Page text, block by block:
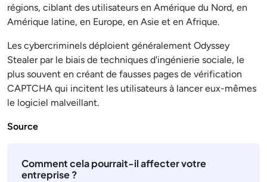
régions, ciblant des utilisateurs en Amérique du Nord, en
Amérique latine, en Europe, en Asie et en Afrique.
Les cybercriminels déploient généralement Odyssey
Stealer par le biais de techniques d'ingénierie sociale, le
plus souvent en créant de fausses pages de vérification
CAPTCHA qui incitent les utilisateurs à lancer eux-mêmes
le logiciel malveillant.
Source
Comment cela pourrait-il affecter votre
entreprise ?